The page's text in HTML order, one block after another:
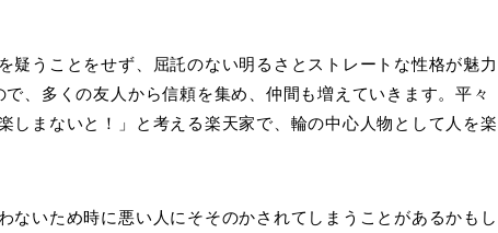
疑うことをせず、屈託のない明るさとストレートな性格が魅力
、多くの友人から信頼を集め、仲間も増えていきます。平々
しまないと！」と考える楽天家で、輪の中心人物として人を楽
ないため時に悪い人にそそのかされてしまうことがあるかもし